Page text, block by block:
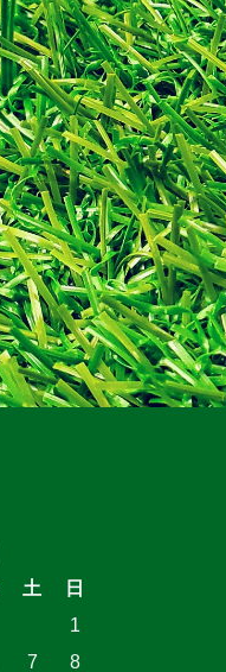
土
日
1
7 8